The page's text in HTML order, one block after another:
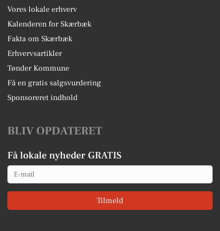
Vores lokale erhverv
Kalenderen for Skærbæk
Fakta om Skærbæk
Erhvervsartikler
Tønder Kommune
Få en gratis salgsvurdering
Sponsoreret indhold
BLIV OPDATERET
Få lokale nyheder GRATIS
Email
Tilmeld